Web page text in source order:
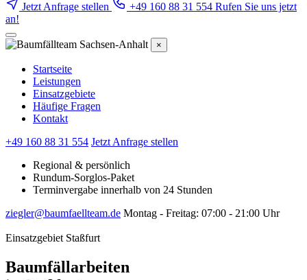
Jetzt Anfrage stellen +49 160 88 31 554 Rufen Sie uns jetzt
an!
×
Startseite
Leistungen
Einsatzgebiete
Häufige Fragen
Kontakt
+49 160 88 31 554 Jetzt Anfrage stellen
Regional & persönlich
Rundum-Sorglos-Paket
Terminvergabe innerhalb von 24 Stunden
ziegler@baumfaellteam.de Montag - Freitag: 07:00 - 21:00 Uhr
Einsatzgebiet Staßfurt
Baumfällarbeiten